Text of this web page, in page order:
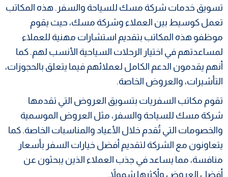
تسويق خدمات شركة مسك للسياحة والسفر. هذه المكاتب
تعمل كوسيط بين العملاء وشركة مسك، حيث يقوم
موظفو هذه المكاتب بتقديم استشارات مهنية للعملاء
لمساعدتهم في اختيار الرحلات السياحية الأنسب لهم. كما
أنهم يقدمون الدعم الكامل لعملائهم فيما يتعلق بالحجوزات،
التأشيرات، والعروض الخاصة.
تقوم مكاتب السفريات بتسويق العروض التي تقدمها
شركة مسك للسياحة والسفر، مثل العروض الموسمية
والخصومات التي تُقدم خلال الأعياد والمناسبات الخاصة. كما
يتعاونون مع الشركة لتقديم أفضل خيارات السفر بأسعار
منافسة، مما يساعد في جذب العملاء الذين يبحثون عن
أفضل العروض وأكثرها شمولاً.